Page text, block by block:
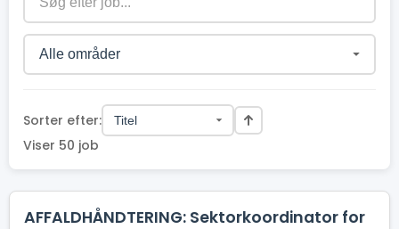
Sorter efter:
Viser 50 job
AFFALDHÅNDTERING: Sektorkoordinator for